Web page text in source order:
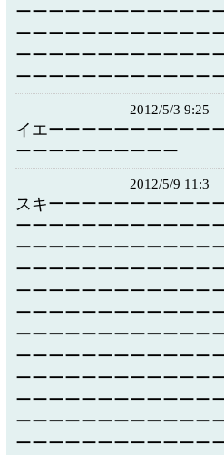
ーーーーーーーーーーーー
ーーーーーーーーーーーー
ーーーーーーーーーーーー
ーーーーーーーーーーーー
2012/5/3 9:25
イエーーーーーーーーーー
ーーーーーーーーーー
2012/5/9 11:3
スキーーーーーーーーーー
ーーーーーーーーーーーー
ーーーーーーーーーーーー
ーーーーーーーーーーーー
ーーーーーーーーーーーー
ーーーーーーーーーーーー
ーーーーーーーーーーーー
ーーーーーーーーーーーー
ーーーーーーーーーーーー
ーーーーーーーーーーーー
ーーーーーーーーーーーー
ーーーーーーーーーーーー